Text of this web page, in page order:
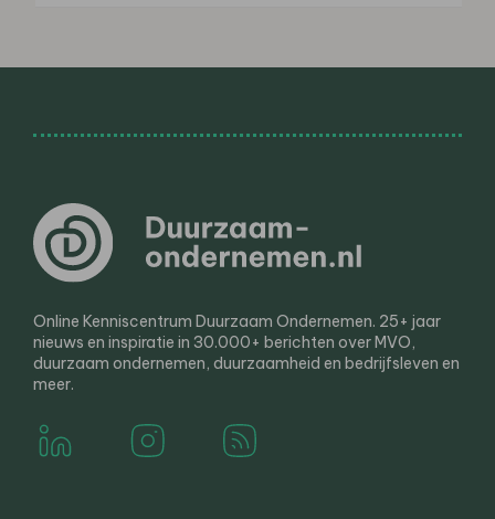
Online Kenniscentrum Duurzaam Ondernemen. 25+ jaar
nieuws en inspiratie in 30.000+ berichten over MVO,
duurzaam ondernemen, duurzaamheid en bedrijfsleven en
meer.